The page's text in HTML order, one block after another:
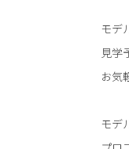
モデ
見学
お気
モデ